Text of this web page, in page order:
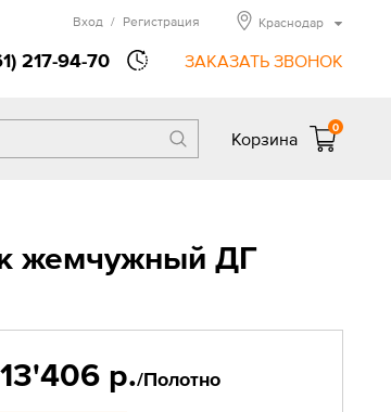
217-94-70 ЗАКАЗАТЬ ЗВОНОК
Вход / Регистрация Краснодар
Корзина
0
жемчужный ДГ
13'406 р./Полотно